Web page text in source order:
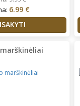
6.99 €